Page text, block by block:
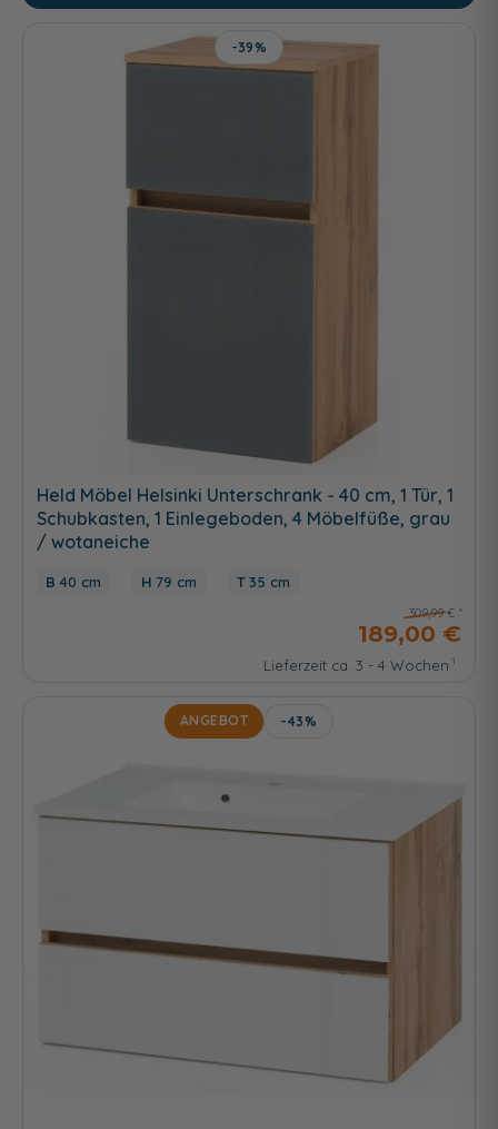
-39%
Held Möbel Helsinki Unterschrank - 40 cm, 1 Tür, 1
Schubkasten, 1 Einlegeboden, 4 Möbelfüße, grau
/ wotaneiche
40 cm 79 cm 35 cm
309,99 €
189,00 €
Lieferzeit ca. 3 - 4 Wochen
ANGEBOT -43%